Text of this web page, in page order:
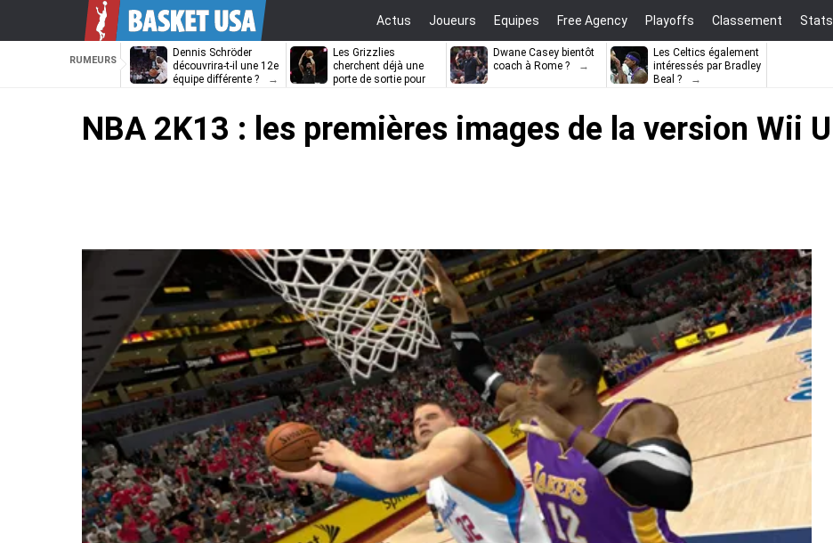
Actus Joueurs Equipes Free Agency Playoffs Classement Stats
RUMEURS
Dennis Schröder
découvrira-t-il une 12e
équipe différente ?
Les Grizzlies
cherchent déjà une
porte de sortie pour
Dwane Casey bientôt
coach à Rome ?
Les Celtics également
intéressés par Bradley
Beal ?
NBA 2K13 : les premières images de la version Wii U